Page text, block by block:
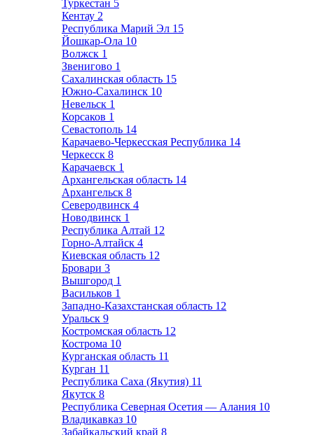
Туркестан 5
Кентау 2
Республика Марий Эл 15
Йошкар-Ола 10
Волжск 1
Звенигово 1
Сахалинская область 15
Южно-Сахалинск 10
Невельск 1
Корсаков 1
Севастополь 14
Карачаево-Черкесская Республика 14
Черкесск 8
Карачаевск 1
Архангельская область 14
Архангельск 8
Северодвинск 4
Новодвинск 1
Республика Алтай 12
Горно-Алтайск 4
Киевская область 12
Бровари 3
Вышгород 1
Васильков 1
Западно-Казахстанская область 12
Уральск 9
Костромская область 12
Кострома 10
Курганская область 11
Курган 11
Республика Саха (Якутия) 11
Якутск 8
Республика Северная Осетия — Алания 10
Владикавказ 10
Забайкальский край 8